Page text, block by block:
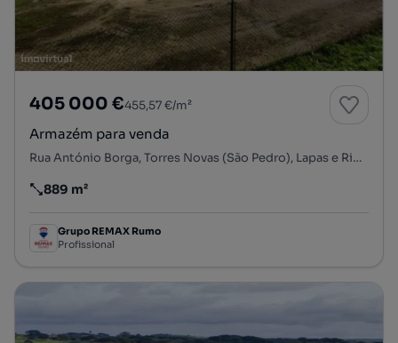
405 000 €455,57 €/m²
Armazém para venda
Rua António Borga, Torres Novas (São Pedro), Lapas e Ribeira Branca, Torres Novas, Santarém
Preço por metro quadrado
889 m²
Grupo REMAX Rumo
Profissional